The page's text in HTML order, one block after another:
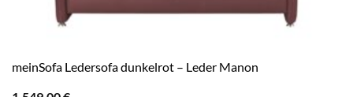
meinSofa Ledersofa dunkelrot – Leder Manon